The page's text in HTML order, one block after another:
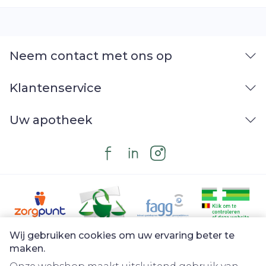
Wij gebruiken cookies om uw ervaring beter te
maken.
Neem contact met ons op
Klantenservice
Uw apotheek
Juridische links